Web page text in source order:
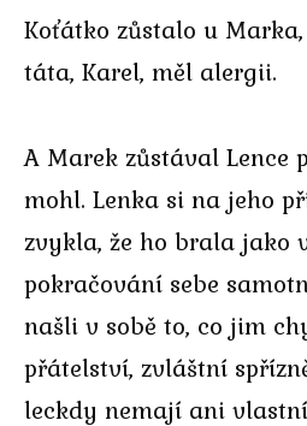
Koťátko zůstalo u
táta, Karel, měl alergii.
A Marek zůstával Lence
mohl. Lenka si na jeho
zvykla, že ho brala jako
pokračování sebe
našli v sobě to, co jim
přátelství, zvláštní
leckdy nemají ani